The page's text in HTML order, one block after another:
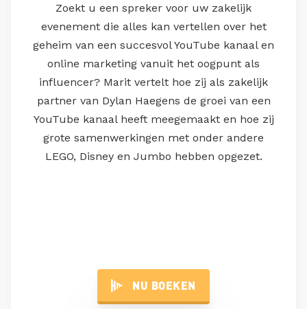
Zoekt u een spreker voor uw zakelijk
evenement die alles kan vertellen over het
geheim van een succesvol YouTube kanaal en
online marketing vanuit het oogpunt als
influencer? Marit vertelt hoe zij als zakelijk
partner van Dylan Haegens de groei van een
YouTube kanaal heeft meegemaakt en hoe zij
grote samenwerkingen met onder andere
LEGO, Disney en Jumbo hebben opgezet.
NU BOEKEN